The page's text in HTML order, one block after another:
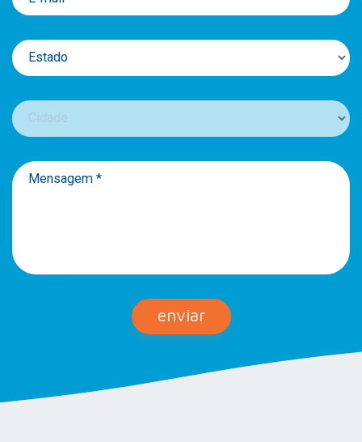
Estado
Mensagem *
enviar